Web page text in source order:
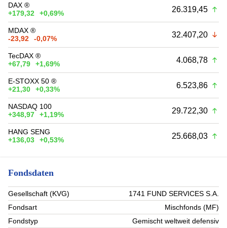
DAX ®
+179,32
+0,69% 26.319,45
MDAX ®
-23,92
-0,07% 32.407,20
TecDAX ®
+67,79
+1,69% 4.068,78
E-STOXX 50 ®
+21,30
+0,33% 6.523,86
NASDAQ 100
+348,97
+1,19% 29.722,30
HANG SENG
+136,03
+0,53% 25.668,03
Fondsdaten
Gesellschaft (KVG)
1741 FUND SERVICES S.A.
Fondsart
Mischfonds (MF)
Fondstyp
Gemischt weltweit defensiv